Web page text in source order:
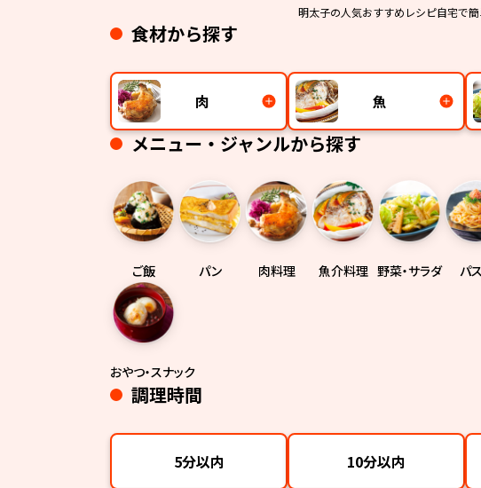
明太子の人気おすすめレシピ自宅で
食材から探す
肉 魚
メニュー・ジャンルから探す
ご飯 パン 肉料理 魚介料理 野菜・サラダ パ
おやつ・スナック
調理時間
5分以内 10分以内